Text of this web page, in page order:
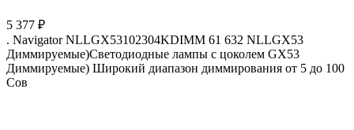
5 377 ₽
. Navigator NLLGX53102304KDIMM 61 632 NLLGX53
Диммируемые)Светодиодные лампы с цоколем GX53
Диммируемые) Широкий диапазон диммирования от 5 до 100
Сов